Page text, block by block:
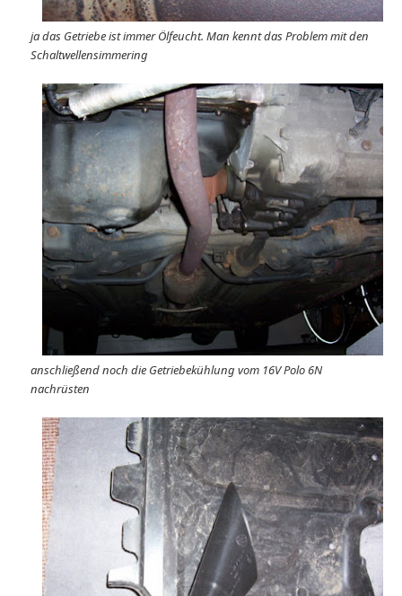
ja das Getriebe ist immer Ölfeucht. Man kennt das Problem mit den
Schaltwellensimmering
anschließend noch die Getriebekühlung vom 16V Polo 6N
nachrüsten